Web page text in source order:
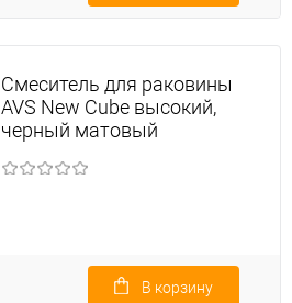
Смеситель для раковины
AVS New Cube высокий,
черный матовый
В корзину